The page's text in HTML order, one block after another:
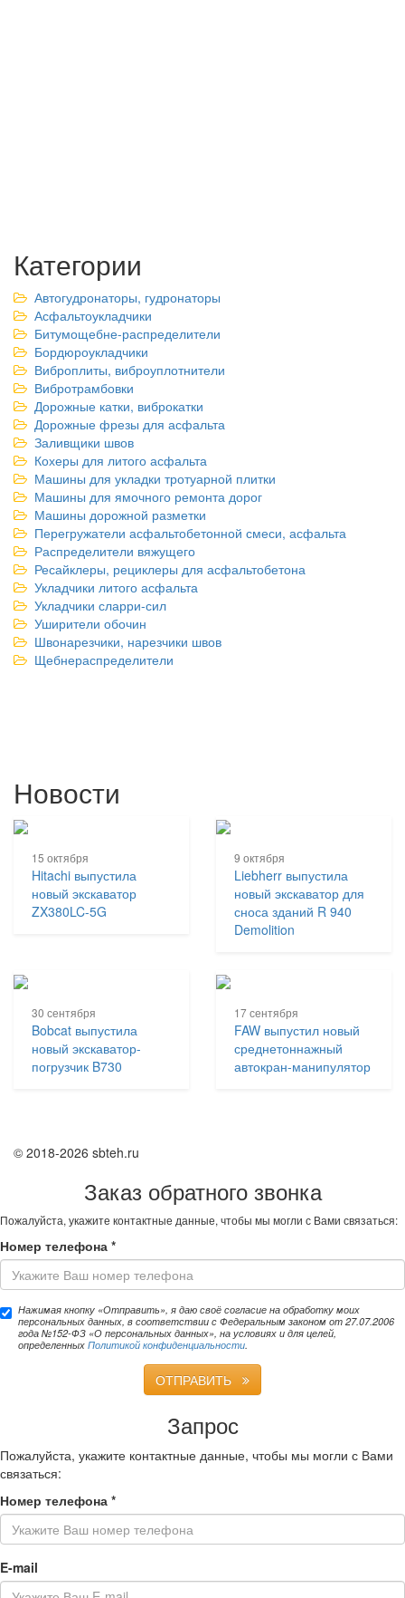
Категории
Автогудронаторы, гудронаторы
Асфальтоукладчики
Битумощебне-распределители
Бордюроукладчики
Виброплиты, виброуплотнители
Вибротрамбовки
Дорожные катки, виброкатки
Дорожные фрезы для асфальта
Заливщики швов
Кохеры для литого асфальта
Машины для укладки тротуарной плитки
Машины для ямочного ремонта дорог
Машины дорожной разметки
Перегружатели асфальтобетонной смеси, асфальта
Распределители вяжущего
Ресайклеры, рециклеры для асфальтобетона
Укладчики литого асфальта
Укладчики сларри-сил
Уширители обочин
Швонарезчики, нарезчики швов
Щебнераспределители
Новости
15 октября
Hitachi выпустила
новый экскаватор
ZX380LC-5G
9 октября
Liebherr выпустила
новый экскаватор для
сноса зданий R 940
Demolition
30 сентября
Bobcat выпустила
новый экскаватор-
погрузчик B730
17 сентября
FAW выпустил новый
среднетоннажный
автокран-манипулятор
© 2018-2026 sbteh.ru
Заказ обратного звонка
Пожалуйста, укажите контактные данные, чтобы мы могли с Вами связаться:
Номер телефона *
Нажимая кнопку «Отправить», я даю своё согласие на обработку моих
персональных данных, в соответствии с Федеральным законом от 27.07.2006
года №152-ФЗ «О персональных данных», на условиях и для целей,
определенных Политикой конфиденциальности
ОТПРАВИТЬ
Запрос
Пожалуйста, укажите контактные данные, чтобы мы могли с Вами
связаться:
Номер телефона *
E-mail